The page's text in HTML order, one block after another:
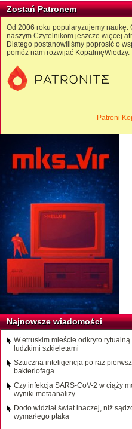
Zostań Patronem
Od 2006 roku popularyzujemy naukę.
naszym Czytelnikom jeszcze więcej
Dlatego postanowiliśmy poprosić o
pomóż nam rozwijać KopalnięWiedzy.
Patroni
Najnowsze wiadomości
W etruskim mieście odkryto
ludzkimi szkieletami
Sztuczna inteligencja po raz
bakteriofaga
Czy infekcja SARS-CoV-2 w ciąży
wyniki metaanalizy
Dodo widział świat inaczej, niż
wymarłego ptaka